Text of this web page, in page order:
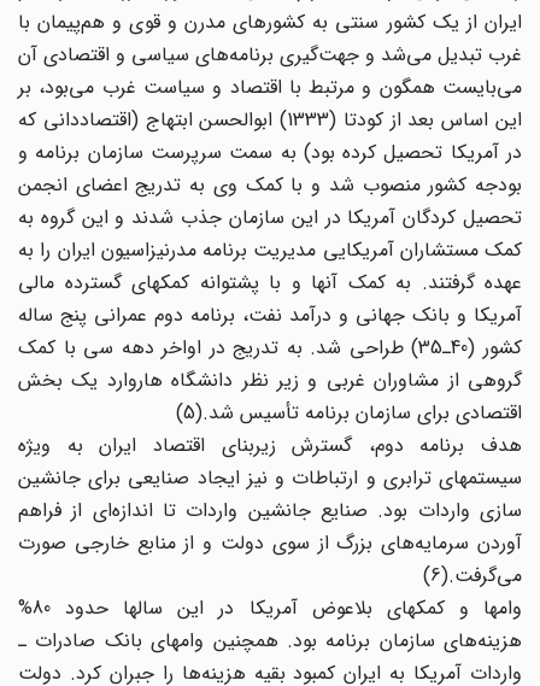
ایران از یک کشور سنتی به کشورهای مدرن و قوی و هم‌پیمان با
غرب تبدیل می‌شد و جهت‌گیری برنامه‌های سیاسی و اقتصادی آن
می‌بایست همگون و مرتبط با اقتصاد و سیاست غرب می‌بود، بر
این اساس بعد از کودتا (1333) ابوالحسن ابتهاج (اقتصاددانی که
در آمریکا تحصیل کرده بود) به سمت سرپرست سازمان برنامه و
بودجه کشور منصوب شد و با کمک وی به تدریج اعضای انجمن
تحصیل کردگان آمریکا در این سازمان جذب شدند و این گروه به
کمک مستشاران آمریکایی مدیریت برنامه مدرنیزاسیون ایران را به
عهده گرفتند. به کمک آنها و با پشتوانه کمکهای گسترده مالی
آمریکا و بانک جهانی و درآمد نفت، برنامه دوم عمرانی پنج ساله
کشور (40ـ35) طراحی شد. به تدریج در اواخر دهه سی با کمک
گروهی از مشاوران غربی و زیر نظر دانشگاه هاروارد یک بخش
اقتصادی برای سازمان برنامه تأسیس شد.(5)
هدف برنامه دوم، گسترش زیربنای اقتصاد ایران به ویژه
سیستمهای ترابری و ارتباطات و نیز ایجاد صنایعی برای جانشین
سازی واردات بود. صنایع جانشین واردات تا اندازه‌ای از فراهم
آوردن سرمایه‌های بزرگ از سوی دولت و از منابع خارجی صورت
می‌گرفت.(6)
وامها و کمکهای بلاعوض آمریکا در این سالها حدود 80%
هزینه‌های سازمان برنامه بود. همچنین وامهای بانک صادرات ـ
واردات آمریکا به ایران کمبود بقیه هزینه‌ها را جبران کرد. دولت